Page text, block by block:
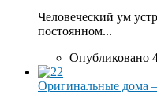
Человеческий ум
постоянном...
Опубликовано
Оригинальные дома